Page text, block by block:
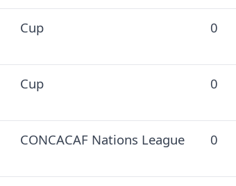
Cup 0
Cup 0
CONCACAF Nations League 0